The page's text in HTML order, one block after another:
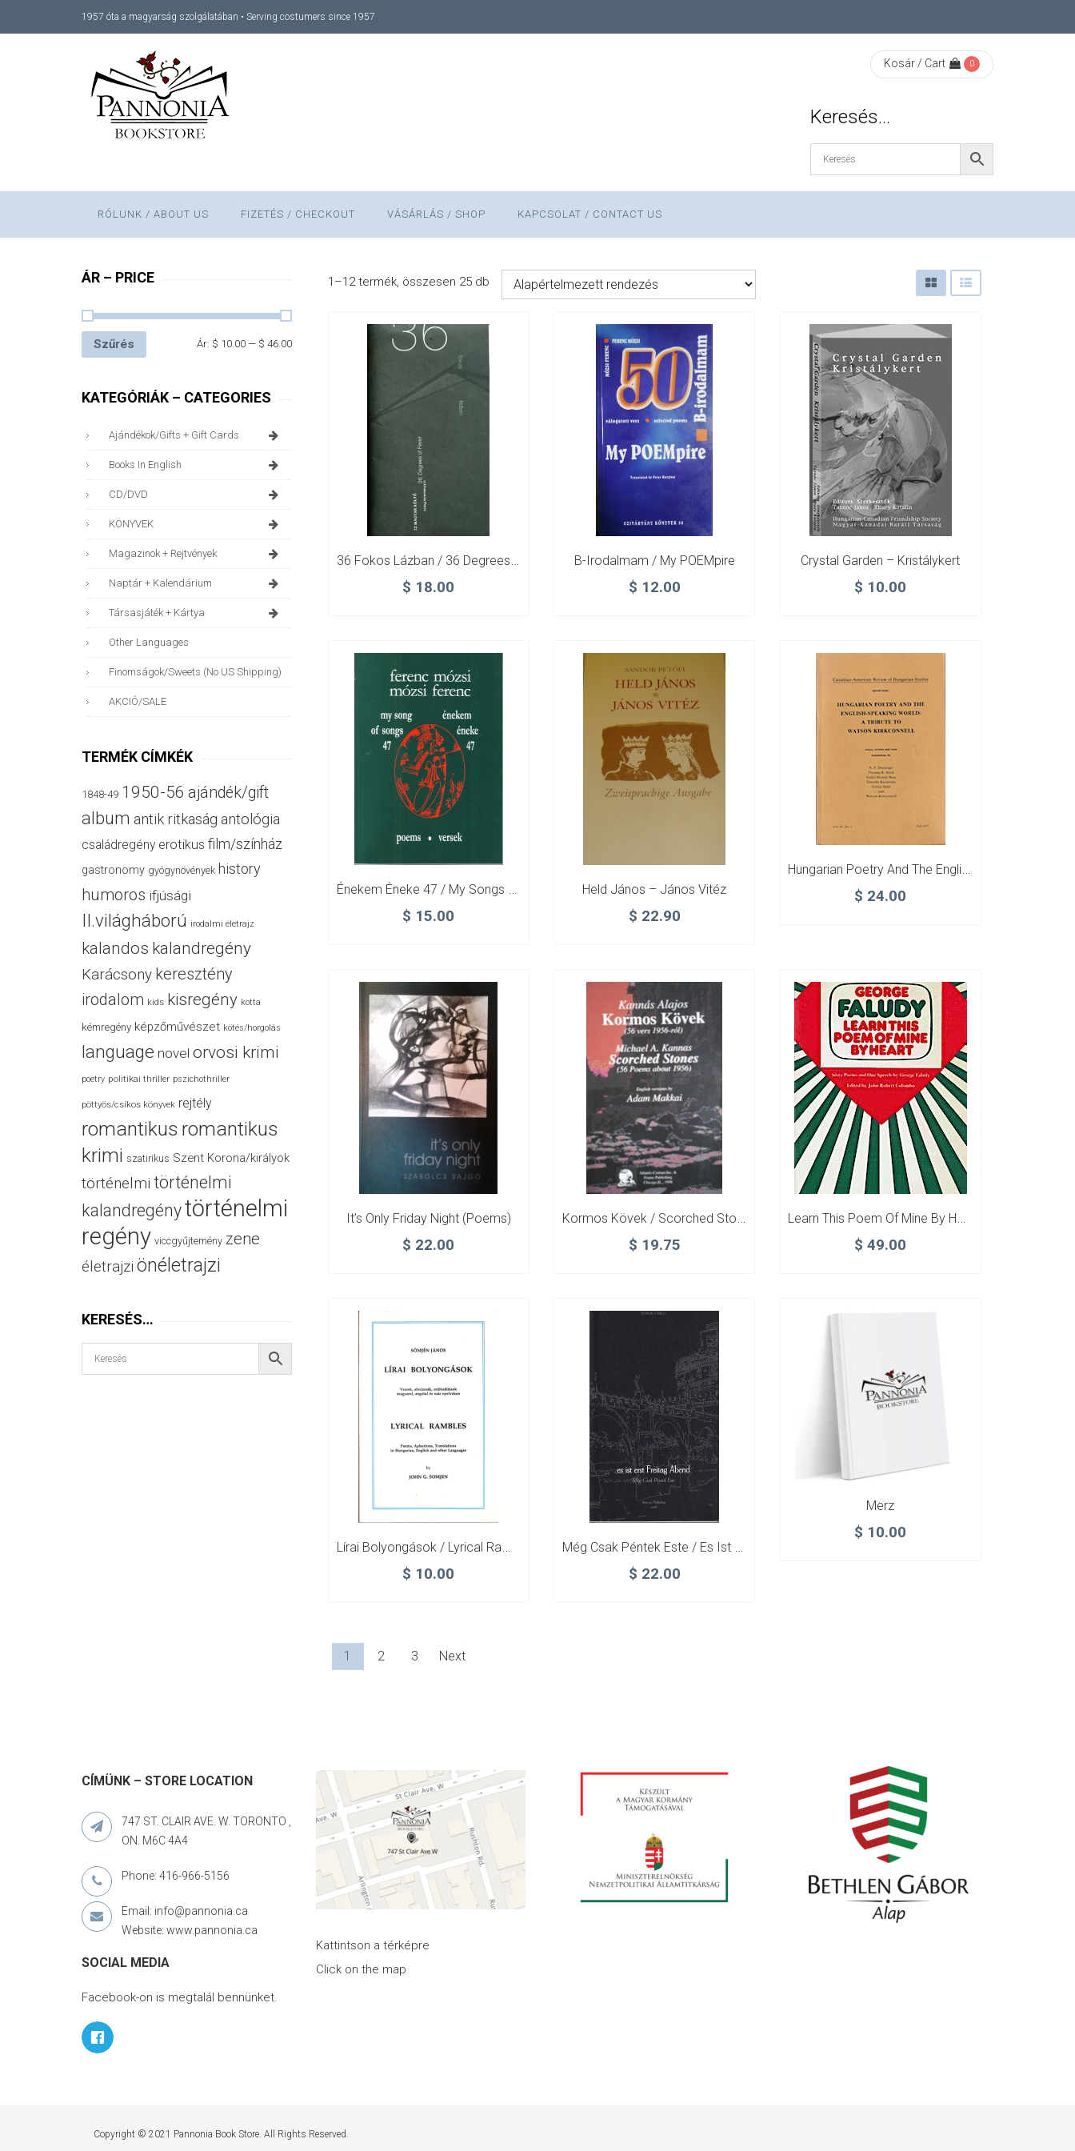
1957 óta a magyarság szolgálatában • Serving costumers since 1957
Kosár / Cart 0
Keresés…
RÓLUNK / ABOUT US FIZETÉS / CHECKOUT VÁSÁRLÁS / SHOP KAPCSOLAT / CONTACT US
1–12 termék, összesen 25 db
$ 18.00
B-Irodalmam / My POEMpire
$ 12.00
Crystal Garden – Kristálykert
$ 10.00
$ 15.00
Held János – János Vitéz
$ 22.90
$ 24.00
It’s Only Friday Night (poems)
$ 22.00 $ 19.75 $ 49.00
$ 10.00 $ 22.00
Merz
$ 10.00
1 2 3 Next
ÁR – PRICE
Szűrés Ár: $ 10.00— $ 46.00
KATEGÓRIÁK – CATEGORIES
Ajándékok/gifts + Gift Cards
Books In English
CD/DVD
KÖNYVEK
Magazinok + Rejtvények
Naptár + Kalendárium
Társasjáték + Kártya
Other Languages
Finomságok/sweets (no US Shipping)
AKCIÓ/SALE
TERMÉK CÍMKÉK
1848-49 1950-56 ajándék/gift
album antik ritkaság antológia
családregény erotikus film/színház
gastronomy gyógynövények history
humoros ifjúsági
II.világháború irodalmi életrajz
kalandos kalandregény
Karácsony keresztény
irodalom kids kisregény kotta
kémregény képzőművészet kötés/horgolás
language novel orvosi krimi
poetry politikai thriller pszichothriller
pöttyös/csíkos könyvek rejtély
romantikus romantikus
krimi szatirikus Szent Korona/királyok
történelmi történelmi
kalandregénytörténelmi
regény viccgyűjtemény zene
életrajzi önéletrajzi
KERESÉS…
CÍMÜNK – STORE LOCATION
747 ST. CLAIR AVE. W. TORONTO ,
ON. M6C 4A4
Phone: 416-966-5156
Email: info@pannonia.ca
Website: www.pannonia.ca
SOCIAL MEDIA
Facebook-on is megtalál bennünket.
Kattintson a térképre
Click on the map
Copyright © 2021 Pannonia Book Store. All Rights Reserved.